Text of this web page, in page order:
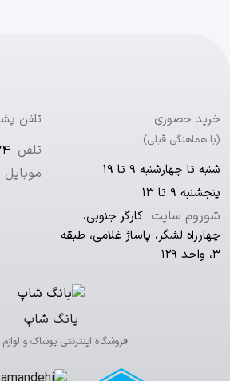
خرید حضوری
(با هماهنگی قبلی)
شنبه تا چهارشنبه ۹ تا ۱۹
پنجشنبه ۹ تا ۱۳
شوروم سایت کارگر جنوبی،
چهارراه لشگر، پاساژ غلامی، طبقه
۳، واحد ۱۲۹
تلفن
تلفن
موبایل
یانگ شاپ
فروشگاه اینترنتی پوشاک و